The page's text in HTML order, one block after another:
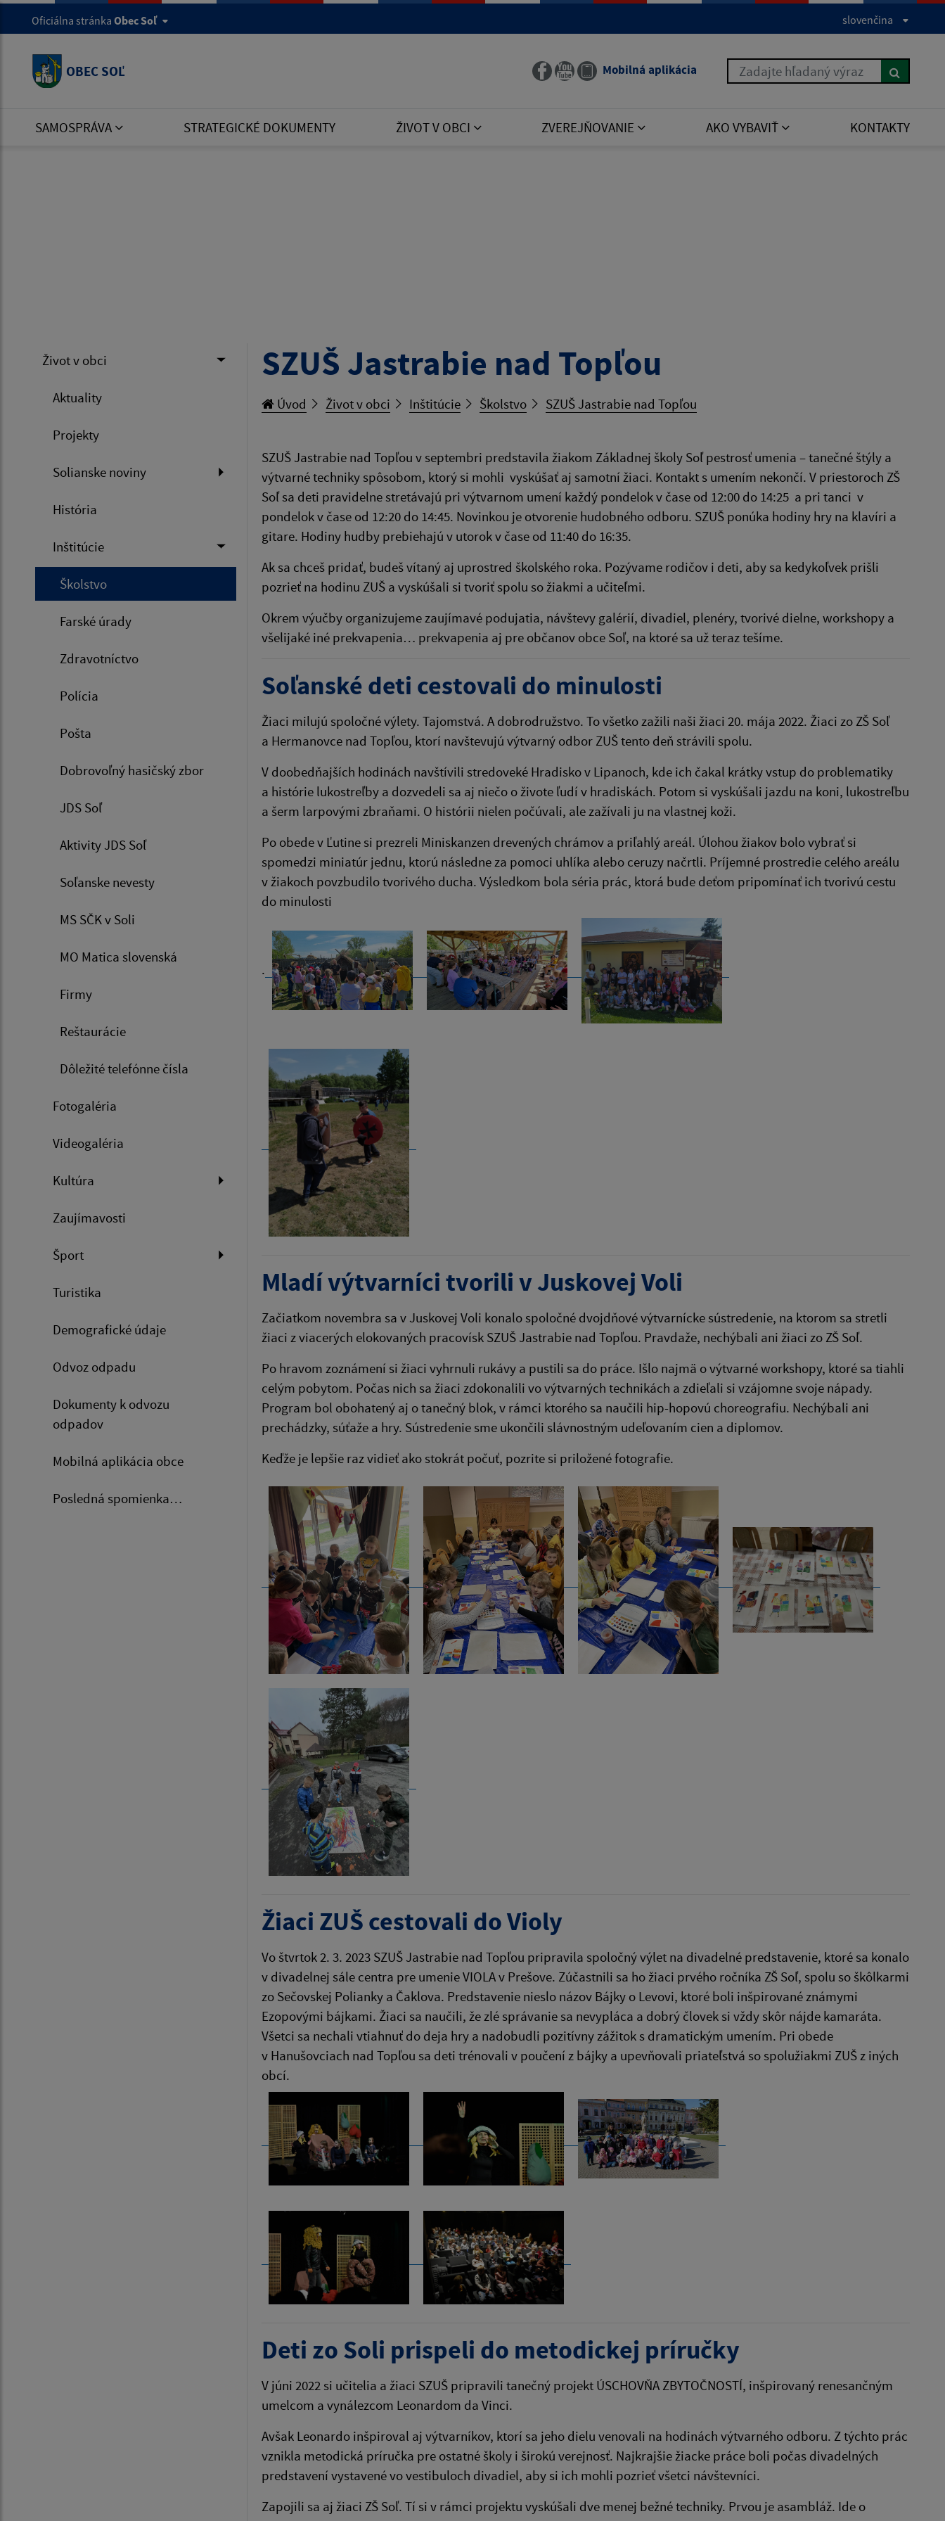
Oficiálna stránka Obec Soľ slovenčina
OBEC SOĽ Mobilná aplikácia Zadajte hľadaný výraz
SAMOSPRÁVA STRATEGICKÉ DOKUMENTY ŽIVOT V OBCI ZVEREJŇOVANIE AKO VYBAVIŤ KONTAKTY
Život v obci
Aktuality
Projekty
Solianske noviny
História
Inštitúcie
Školstvo
Farské úrady
Zdravotníctvo
Polícia
Pošta
Dobrovoľný hasičský zbor
JDS Soľ
Aktivity JDS Soľ
Soľanske nevesty
MS SČK v Soli
MO Matica slovenská
Firmy
Reštaurácie
Dôležité telefónne čísla
Fotogaléria
Videogaléria
Kultúra
Zaujímavosti
Šport
Turistika
Demografické údaje
Odvoz odpadu
Dokumenty k odvozu
odpadov
Mobilná aplikácia obce
Posledná spomienka…
SZUŠ Jastrabie nad Topľou
Úvod Život v obci Inštitúcie Školstvo SZUŠ Jastrabie nad Topľou
SZUŠ Jastrabie nad Topľou v septembri predstavila žiakom Základnej školy Soľ pestrosť umenia – tanečné štýly a
výtvarné techniky spôsobom, ktorý si mohli vyskúšať aj samotní žiaci. Kontakt s umením nekončí. V priestoroch ZŠ
Soľ sa deti pravidelne stretávajú pri výtvarnom umení každý pondelok v čase od 12:00 do 14:25 a pri tanci v
pondelok v čase od 12:20 do 14:45. Novinkou je otvorenie hudobného odboru. SZUŠ ponúka hodiny hry na klavíri a
gitare. Hodiny hudby prebiehajú v utorok v čase od 11:40 do 16:35.
Ak sa chceš pridať, budeš vítaný aj uprostred školského roka. Pozývame rodičov i deti, aby sa kedykoľvek prišli
pozrieť na hodinu ZUŠ a vyskúšali si tvoriť spolu so žiakmi a učiteľmi.
Okrem výučby organizujeme zaujímavé podujatia, návštevy galérií, divadiel, plenéry, tvorivé dielne, workshopy a
všelijaké iné prekvapenia… prekvapenia aj pre občanov obce Soľ, na ktoré sa už teraz tešíme.
Soľanské deti cestovali do minulosti
Žiaci milujú spoločné výlety. Tajomstvá. A dobrodružstvo. To všetko zažili naši žiaci 20. mája 2022. Žiaci zo ZŠ Soľ
a Hermanovce nad Topľou, ktorí navštevujú výtvarný odbor ZUŠ tento deň strávili spolu.
V doobedňajších hodinách navštívili stredoveké Hradisko v Lipanoch, kde ich čakal krátky vstup do problematiky
a histórie lukostreľby a dozvedeli sa aj niečo o živote ľudí v hradiskách. Potom si vyskúšali jazdu na koni, lukostreľbu
a šerm larpovými zbraňami. O histórii nielen počúvali, ale zažívali ju na vlastnej koži.
Po obede v Ľutine si prezreli Miniskanzen drevených chrámov a priľahlý areál. Úlohou žiakov bolo vybrať si
spomedzi miniatúr jednu, ktorú následne za pomoci uhlíka alebo ceruzy načrtli. Príjemné prostredie celého areálu
v žiakoch povzbudilo tvorivého ducha. Výsledkom bola séria prác, ktorá bude deťom pripomínať ich tvorivú cestu
do minulosti
.
Mladí výtvarníci tvorili v Juskovej Voli
Začiatkom novembra sa v Juskovej Voli konalo spoločné dvojdňové výtvarnícke sústredenie, na ktorom sa stretli
žiaci z viacerých elokovaných pracovísk SZUŠ Jastrabie nad Topľou. Pravdaže, nechýbali ani žiaci zo ZŠ Soľ.
Po hravom zoznámení si žiaci vyhrnuli rukávy a pustili sa do práce. Išlo najmä o výtvarné workshopy, ktoré sa tiahli
celým pobytom. Počas nich sa žiaci zdokonalili vo výtvarných technikách a zdieľali si vzájomne svoje nápady.
Program bol obohatený aj o tanečný blok, v rámci ktorého sa naučili hip-hopovú choreografiu. Nechýbali ani
prechádzky, súťaže a hry. Sústredenie sme ukončili slávnostným udeľovaním cien a diplomov.
Keďže je lepšie raz vidieť ako stokrát počuť, pozrite si priložené fotografie.
Žiaci ZUŠ cestovali do Violy
Vo štvrtok 2. 3. 2023 SZUŠ Jastrabie nad Topľou pripravila spoločný výlet na divadelné predstavenie, ktoré sa konalo
v divadelnej sále centra pre umenie VIOLA v Prešove. Zúčastnili sa ho žiaci prvého ročníka ZŠ Soľ, spolu so škôlkarmi
zo Sečovskej Polianky a Čaklova. Predstavenie nieslo názov Bájky o Levovi, ktoré boli inšpirované známymi
Ezopovými bájkami. Žiaci sa naučili, že zlé správanie sa nevypláca a dobrý človek si vždy skôr nájde kamaráta.
Všetci sa nechali vtiahnuť do deja hry a nadobudli pozitívny zážitok s dramatickým umením. Pri obede
v Hanušovciach nad Topľou sa deti trénovali v poučení z bájky a upevňovali priateľstvá so spolužiakmi ZUŠ z iných
obcí.
Deti zo Soli prispeli do metodickej príručky
V júni 2022 si učitelia a žiaci SZUŠ pripravili tanečný projekt ÚSCHOVŇA ZBYTOČNOSTÍ, inšpirovaný renesančným
umelcom a vynálezcom Leonardom da Vinci.
Avšak Leonardo inšpiroval aj výtvarníkov, ktorí sa jeho dielu venovali na hodinách výtvarného odboru. Z týchto prác
vznikla metodická príručka pre ostatné školy i širokú verejnosť. Najkrajšie žiacke práce boli počas divadelných
predstavení vystavené vo vestibuloch divadiel, aby si ich mohli pozrieť všetci návštevníci.
Zapojili sa aj žiaci ZŠ Soľ. Tí si v rámci projektu vyskúšali dve menej bežné techniky. Prvou je asambláž. Ide o